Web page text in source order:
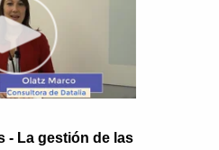
- La gestión de las